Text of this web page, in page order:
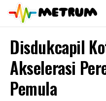
Disdukcapil
Akselerasi
Pemula